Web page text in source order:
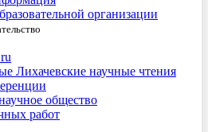
организации
Лихачевские научные чтения
общество
работ